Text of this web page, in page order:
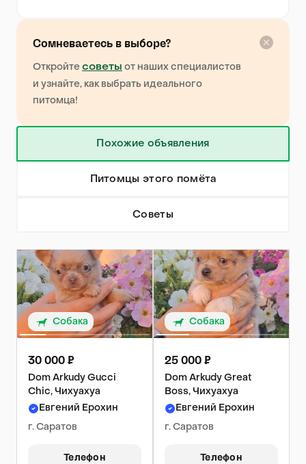
Сомневаетесь в выборе?
Откройте советы от наших специалистов
и узнайте, как выбрать идеального
питомца!
Похожие объявления
Питомцы этого помёта
Советы
Собака
30 000 ₽
Dom Arkudy Gucci
Chic, Чихуахуа
Евгений Ерохин
г. Саратов
Телефон
Собака
25 000 ₽
Dom Arkudy Great
Boss, Чихуахуа
Евгений Ерохин
г. Саратов
Телефон